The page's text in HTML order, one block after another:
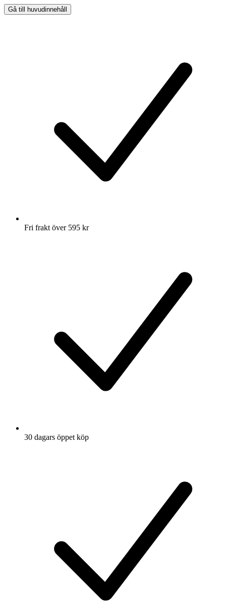
Gå till huvudinnehåll
Fri frakt över 595 kr
30 dagars öppet köp